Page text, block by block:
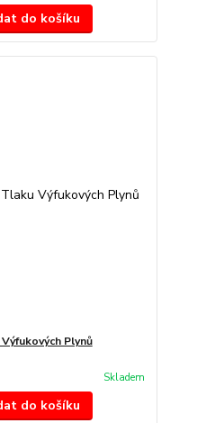
do košíku
Plynů
Skladem
do košíku